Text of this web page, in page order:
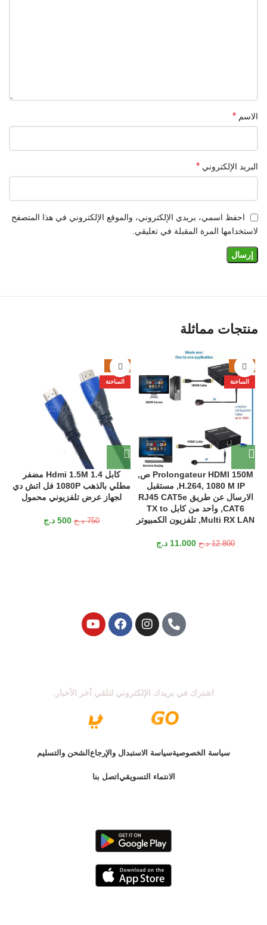
الاسم *
البريد الإلكتروني *
احفظ اسمي، بريدي الإلكتروني، والموقع الإلكتروني في هذا المتصفح
لاستخدامها المرة المقبلة في تعليقي.
منتجات مماثلة
-14%
الساخنة
Prolongateur HDMI 150M ص,
H.264, 1080 M IP, مستقبل
الارسال عن طريق RJ45 CAT5e
CAT6, واحد من كابل TX to
Multi RX LAN, تلفزيون الكمبيوتر
12.800 د.ج 11.000 د.ج
-33%
الساخنة
كابل Hdmi 1.5M 1.4 مضفر
مطلي بالذهب 1080P فل اتش دي
لجهاز عرض تلفزيوني محمول
750 د.ج 500 د.ج
اشترك في بريدك الإلكتروني لتلقي آخر الأخبار.
سياسة الخصوصيةسياسة الاستبدال والإرجاع الشحن والتسليم
الانتماء التسويقي اتصل بنا